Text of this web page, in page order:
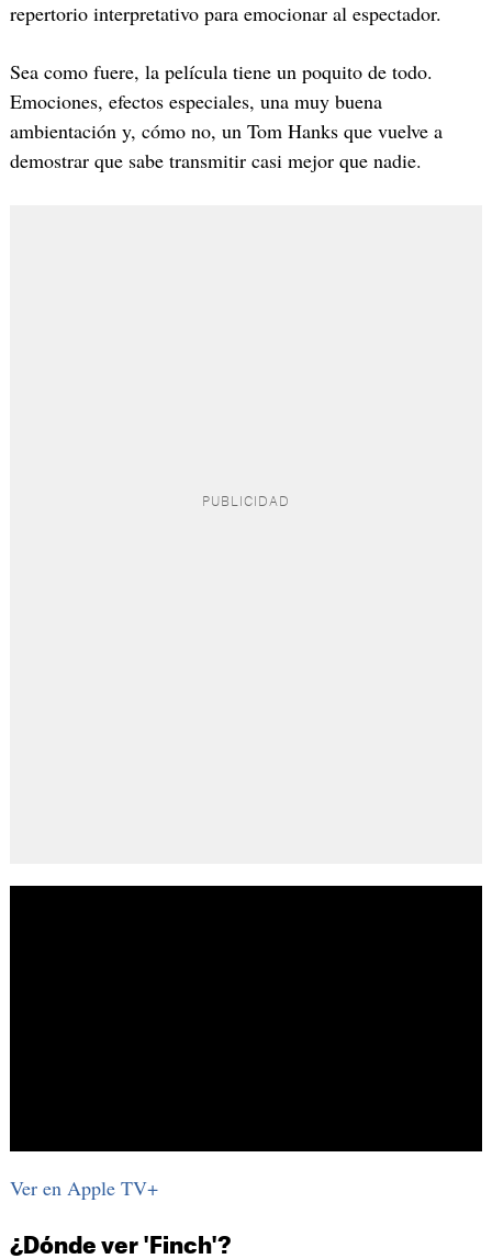
repertorio interpretativo para emocionar al espectador.
Sea como fuere, la película tiene un poquito de todo.
Emociones, efectos especiales, una muy buena
ambientación y, cómo no, un Tom Hanks que vuelve a
demostrar que sabe transmitir casi mejor que nadie.
Ver en Apple TV+
¿Dónde ver 'Finch'?